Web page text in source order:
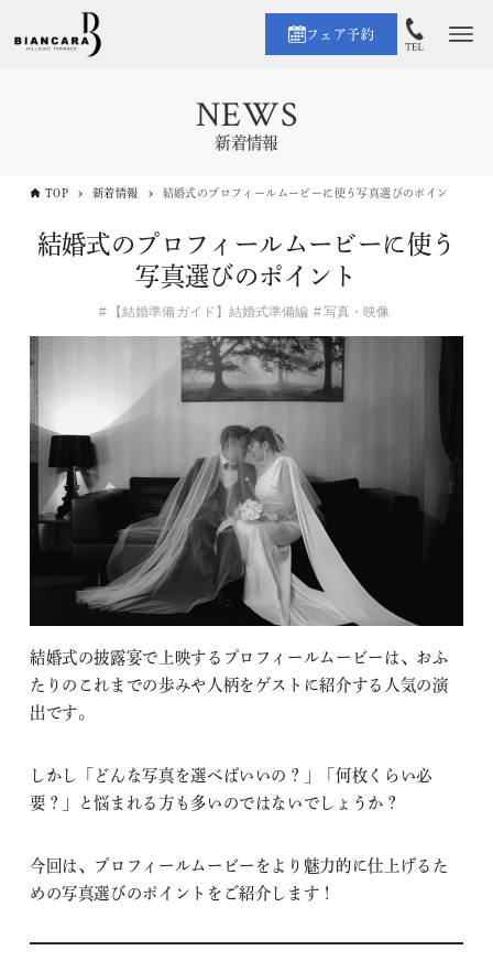
フェア予約
NEWS
新着情報
TOP 新着情報 結婚式のプロフィールムービーに使う写真選びのポイント
結婚式のプロフィールムービーに使う
写真選びのポイント
【結婚準備ガイド】結婚式準備編 写真・映像
結婚式の披露宴で上映するプロフィールムービーは、おふ
たりのこれまでの歩みや人柄をゲストに紹介する人気の演
出です。
しかし「どんな写真を選べばいいの？」「何枚くらい必
要？」と悩まれる方も多いのではないでしょうか？
今回は、プロフィールムービーをより魅力的に仕上げるた
めの写真選びのポイントをご紹介します！